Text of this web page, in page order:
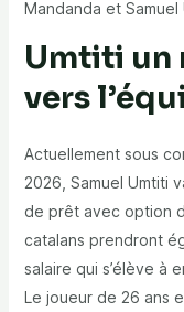
Mandanda et
Umtiti un
vers
Actuellement sous
2026, Samuel Umtiti
de prêt avec option
catalans prendront
salaire qui s’élève à
Le joueur de 26 ans